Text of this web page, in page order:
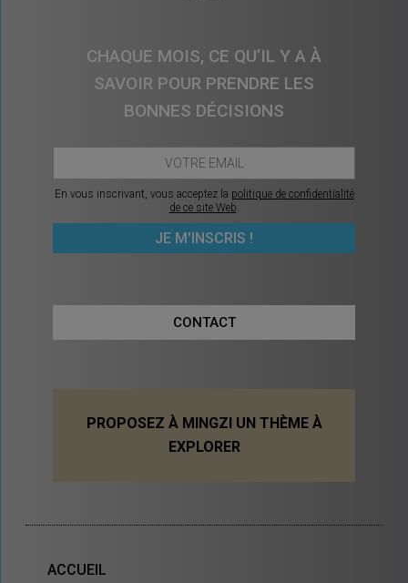
CHAQUE MOIS, CE QU’IL Y A À
SAVOIR POUR PRENDRE LES
BONNES DÉCISIONS
En vous inscrivant, vous acceptez la politique de confidentialité
de ce site Web.
CONTACT
PROPOSEZ À MINGZI UN THÈME À
EXPLORER
ACCUEIL